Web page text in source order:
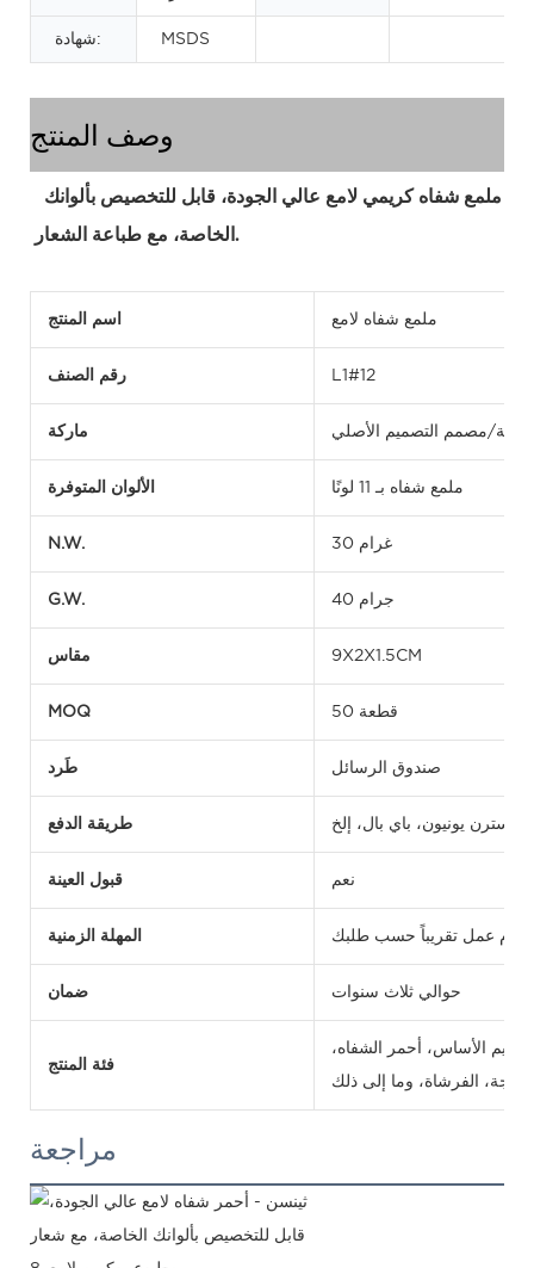
شهادة: MSDS
وصف المنتج
الخاصة، مع طباعة الشعار.
اسم المنتج ملمع شفاه لامع
رقم الصنف L1#12
ماركة مصمم التصميم الأصلي
الألوان المتوفرة ملمع شفاه بـ 11 لونًا
N.W. 30 غرام
G.W. 40 جرام
مقاس 9X2X1.5CM
MOQ 50 قطعة
طَرد صندوق الرسائل
طريقة الدفع يونيون، باي بال، إلخ
قبول العينة نعم
المهلة الزمنية
ضمان حوالي ثلاث سنوات
فئة المنتج
كريم الأساس، أحمر الشفاه،
مراجعة